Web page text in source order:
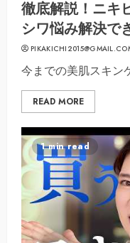
徹底解説！ニキ
シワ悩み解決で
今までの美肌スキン
READ MORE
1 min read